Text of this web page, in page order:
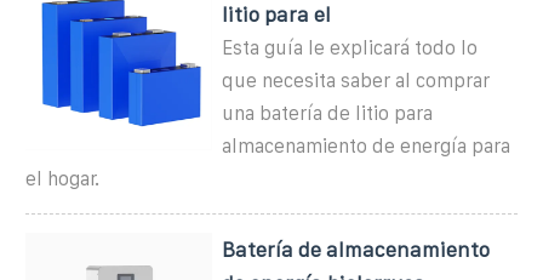
litio para el
Esta guía le explicará todo lo
que necesita saber al comprar
una batería de litio para
almacenamiento de energía para
el hogar.
Batería de almacenamiento